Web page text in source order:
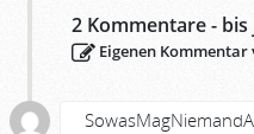
2 Kommentare - bis
Eigenen Kommentar